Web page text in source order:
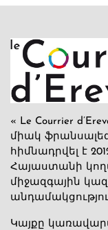
« Le Courrier
միակ
հիմնադրվել է
Հայաստանի
միջազգային
Կայքը